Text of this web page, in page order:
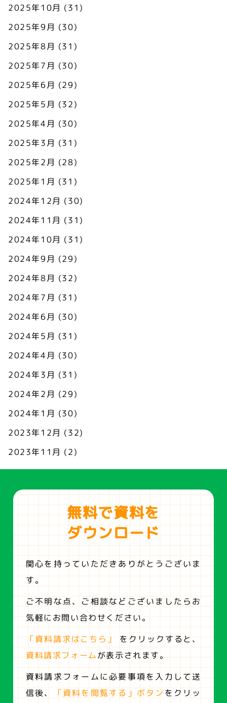
2025年10月 (31)
2025年9月 (30)
2025年8月 (31)
2025年7月 (30)
2025年6月 (29)
2025年5月 (32)
2025年4月 (30)
2025年3月 (31)
2025年2月 (28)
2025年1月 (31)
2024年12月 (30)
2024年11月 (31)
2024年10月 (31)
2024年9月 (29)
2024年8月 (32)
2024年7月 (31)
2024年6月 (30)
2024年5月 (31)
2024年4月 (30)
2024年3月 (31)
2024年2月 (29)
2024年1月 (30)
2023年12月 (32)
2023年11月 (2)
無料で資料を
ダウンロード
関心を持っていただきありがとうございま
す。
ご不明な点、ご相談などございましたらお
気軽にお問い合わせください。
「資料請求はこちら」
をクリックすると、
資料請求フォームが表示されます。
資料請求フォームに必要事項を入力して送
信後、
「資料を閲覧する」ボタン をクリッ